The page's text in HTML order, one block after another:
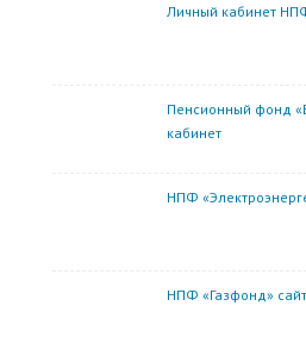
Личный кабинет
Пенсионный фонд
кабинет
НПФ
НПФ «Газфонд»